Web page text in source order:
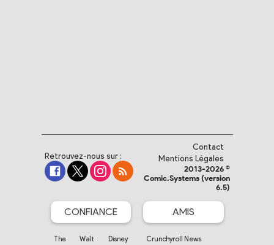
Retrouvez-nous sur :
Contact
Mentions Légales
2013-2026 ©
Comic.Systems (version
6.5)
CONFIANCE
The Walt Disney
AMIS
Crunchyroll News